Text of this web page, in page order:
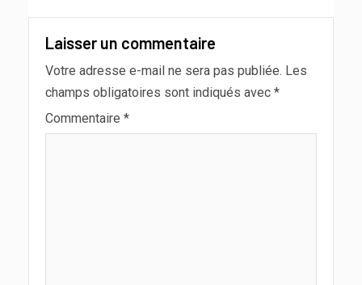
Laisser un commentaire
Votre adresse e-mail ne sera pas publiée. Les
champs obligatoires sont indiqués avec *
Commentaire *